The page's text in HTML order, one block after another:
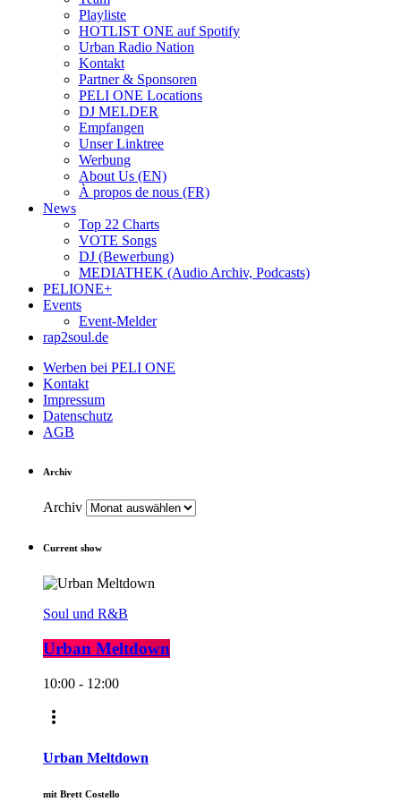
Playliste
HOTLIST ONE auf Spotify
Urban Radio Nation
Kontakt
Partner & Sponsoren
PELI ONE Locations
DJ MELDER
Empfangen
Unser Linktree
Werbung
About Us (EN)
À propos de nous (FR)
News
Top 22 Charts
VOTE Songs
DJ (Bewerbung)
MEDIATHEK (Audio Archiv, Podcasts)
PELIONE+
Events
Event-Melder
rap2soul.de
Werben bei PELI ONE
Kontakt
Impressum
Datenschutz
AGB
Archiv
Archiv
Current show
Soul und R&B
Urban Meltdown
10:00 - 12:00
more_vert
Urban Meltdown
mit Brett Costello